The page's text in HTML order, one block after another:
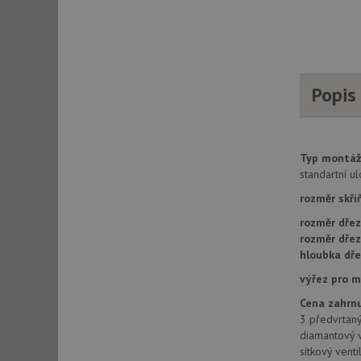
Typ
standartní
rozměr
rozměr
rozměr
hloubka
výřez pro
Cena
3
diamantový
sítkový
_ga_9T91YFLEPX
Název
__Secure-YNID